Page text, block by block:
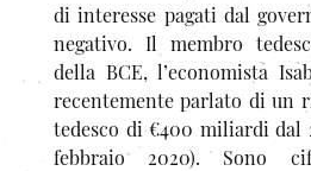
di interesse pagati dal
negativo. Il membro
della BCE, l’economista
recentemente parlato di un
tedesco di €400 miliardi dal
febbraio 2020). Sono